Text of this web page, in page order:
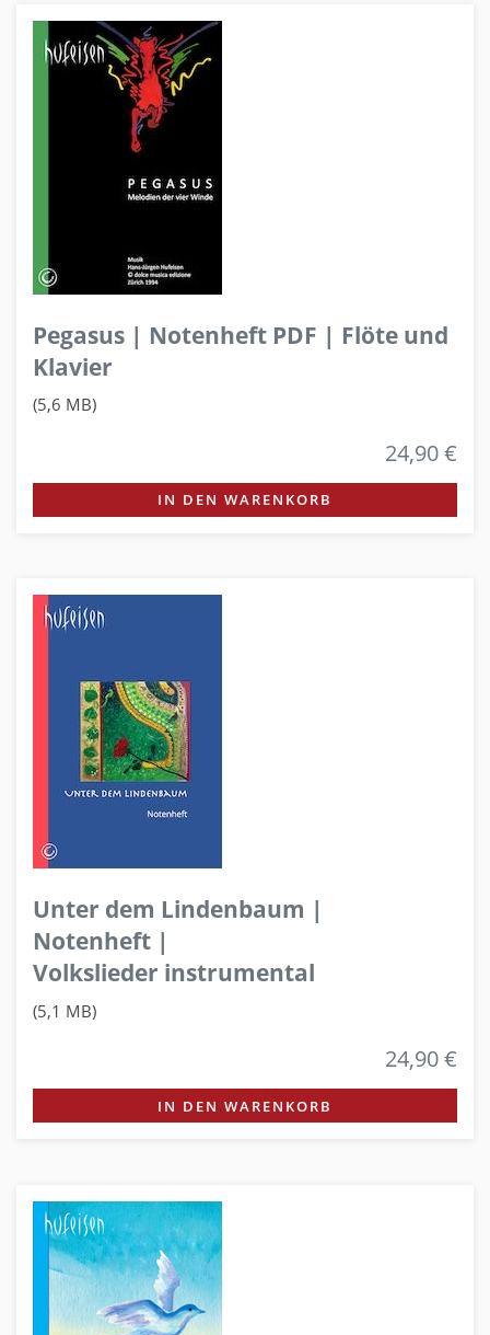
Pegasus | Notenheft PDF | Flöte und
Klavier
(5,6 MB)
24,90 €
IN DEN WARENKORB
Unter dem Lindenbaum |
Notenheft |
Volkslieder instrumental
(5,1 MB)
24,90 €
IN DEN WARENKORB